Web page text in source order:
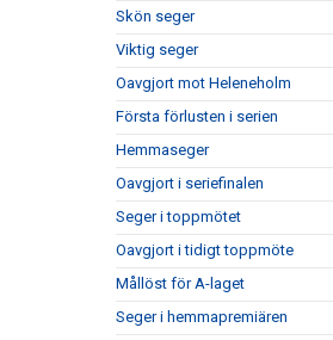
Skön seger
Viktig seger
Oavgjort mot Heleneholm
Första förlusten i serien
Hemmaseger
Oavgjort i seriefinalen
Seger i toppmötet
Oavgjort i tidigt toppmöte
Mållöst för A-laget
Seger i hemmapremiären